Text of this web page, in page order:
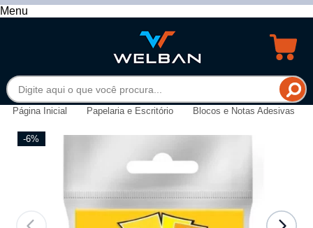
Menu
Página Inicial Papelaria e Escritório Blocos e Notas Adesivas
-6%